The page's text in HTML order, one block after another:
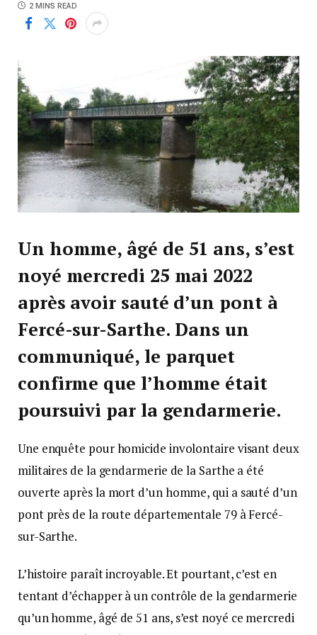
2 MINS READ
Un homme, âgé de 51 ans, s’est
noyé mercredi 25 mai 2022
après avoir sauté d’un pont à
Fercé-sur-Sarthe. Dans un
communiqué, le parquet
confirme que l’homme était
poursuivi par la gendarmerie.
Une enquête pour homicide involontaire visant deux
militaires de la gendarmerie de la Sarthe a été
ouverte après la mort d’un homme, qui a sauté d’un
pont près de la route départementale 79 à Fercé-
sur-Sarthe.
L’histoire paraît incroyable. Et pourtant, c’est en
tentant d’échapper à un contrôle de la gendarmerie
qu’un homme, âgé de 51 ans, s’est noyé ce mercredi